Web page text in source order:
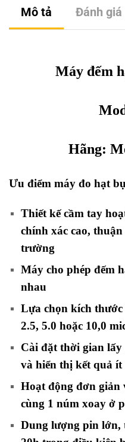
Mô tả Đánh giá
Máy đếm
Hãng:
Ưu điểm máy đo hạt
Thiết kế cầm tay
chính xác cao,
trường
Máy cho phép đếm
nhau
Lựa chọn kích thước
2.5, 5.0 hoặc 10,0
Cài đặt thời gian lấy
và hiển thị kết quả
Hoạt động đơn giản
cùng 1 núm xoay ở
Dung lượng pin lớn,